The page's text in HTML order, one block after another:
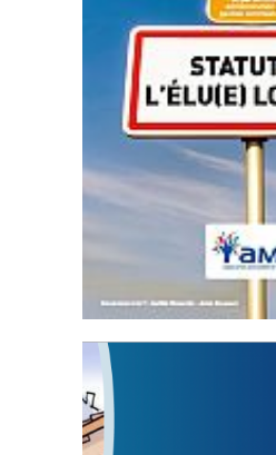
Statut de l’élu local
3 avril 2024
Mise à jour avril 2024
FEUILLETER